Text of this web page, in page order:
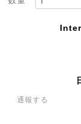
通報する